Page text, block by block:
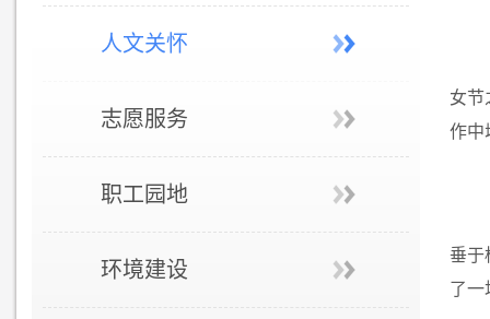
人文关怀
志愿服务
职工园地
环境建设
女节
作中
垂于
了一